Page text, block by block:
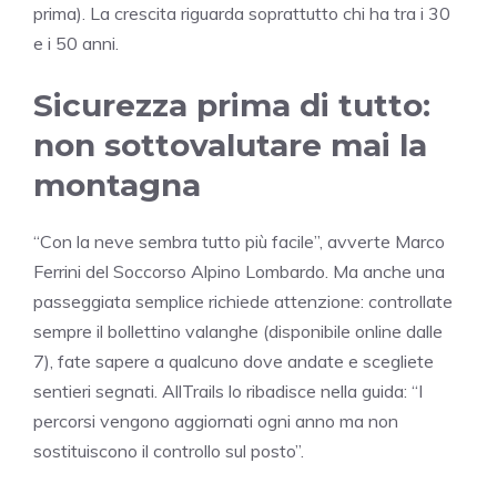
prima). La crescita riguarda soprattutto chi ha tra i 30
e i 50 anni.
Sicurezza prima di tutto:
non sottovalutare mai la
montagna
“Con la neve sembra tutto più facile”, avverte Marco
Ferrini del Soccorso Alpino Lombardo. Ma anche una
passeggiata semplice richiede attenzione: controllate
sempre il bollettino valanghe (disponibile online dalle
7), fate sapere a qualcuno dove andate e scegliete
sentieri segnati. AllTrails lo ribadisce nella guida: “I
percorsi vengono aggiornati ogni anno ma non
sostituiscono il controllo sul posto”.